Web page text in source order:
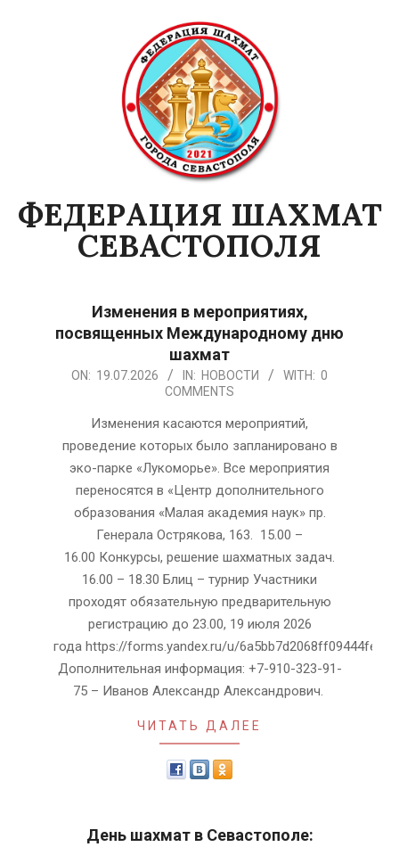
ФЕДЕРАЦИЯ ШАХМАТ
СЕВАСТОПОЛЯ
Изменения в мероприятиях,
посвященных Международному дню
шахмат
2026-
ON: 19.07.2026 IN: НОВОСТИ WITH: 0
COMMENTS
Изменения касаются мероприятий,
проведение которых было запланировано в
эко-парке «Лукоморье». Все мероприятия
переносятся в «Центр дополнительного
образования «Малая академия наук» пр.
Генерала Острякова, 163. 15.00 –
16.00 Конкурсы, решение шахматных задач.
16.00 – 18.30 Блиц – турнир Участники
проходят обязательную предварительную
регистрацию до 23.00, 19 июля 2026
года https://forms.yandex.ru/u/
Дополнительная информация: +7-910-323-91-
75 – Иванов Александр Александрович.
ЧИТАТЬ ДАЛЕЕ
День шахмат в Севастополе: